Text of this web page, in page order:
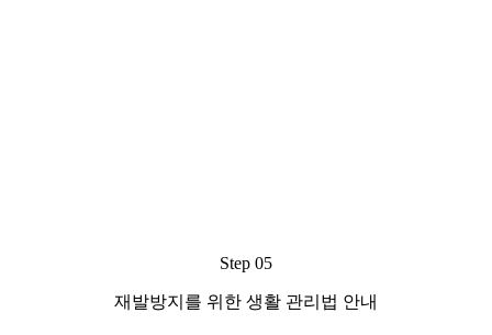
Step 05
재발방지를 위한 생활 관리법 안내